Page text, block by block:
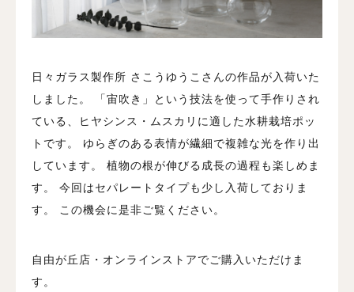
日々ガラス製作所 さこうゆうこさんの作品が入荷いた
しました。
「宙吹き」という技法を使って手作りされ
ている、ヒヤシンス・ムスカリに適した水耕栽培ポッ
トです。 ゆらぎのある表情が繊細で複雑な光を作り出
しています。 植物の根が伸びる成長の過程も楽しめま
す。 今回はセパレートタイプも少し入荷しておりま
す。 この機会に是非ご覧ください。
自由が丘店・オンラインストアでご購入いただけま
す。